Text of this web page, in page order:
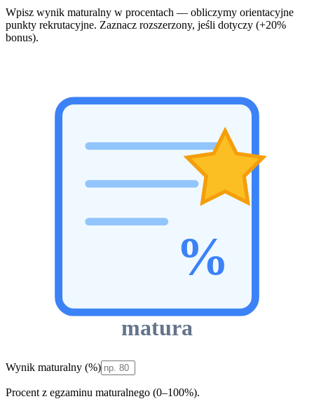
Wpisz wynik maturalny w procentach — obliczymy orientacyjne
punkty rekrutacyjne. Zaznacz rozszerzony, jeśli dotyczy (+20%
bonus).
%
matura
Wynik maturalny (%)
Procent z egzaminu maturalnego (0–100%).